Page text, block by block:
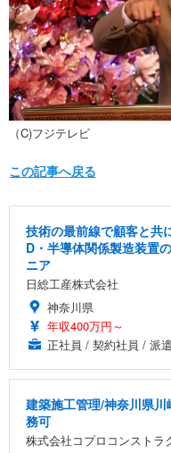
（C)フジテレビ
この記事へ戻る
技術の最前線で顧客と共
D・半導体関係製造装置
ニア
日総工産株式会社
神奈川県
年収400万円～
正社員 / 契約社員 / 派
建築施工管理/神奈川県
務可
株式会社コプロコンストラ